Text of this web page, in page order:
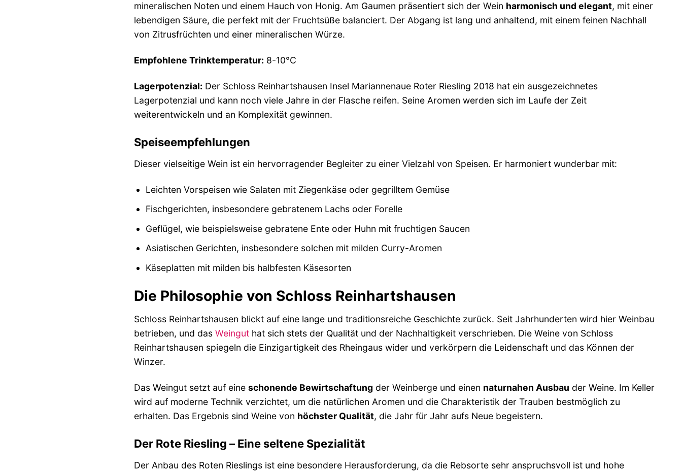
mineralischen Noten und einem Hauch von Honig. Am Gaumen präsentiert sich der Wein harmonisch und elegant, mit einer
lebendigen Säure, die perfekt mit der Fruchtsüße balanciert. Der Abgang ist lang und anhaltend, mit einem feinen Nachhall
von Zitrusfrüchten und einer mineralischen Würze.
Empfohlene Trinktemperatur: 8-10°C
Lagerpotenzial: Der Schloss Reinhartshausen Insel Mariannenaue Roter Riesling 2018 hat ein ausgezeichnetes
Lagerpotenzial und kann noch viele Jahre in der Flasche reifen. Seine Aromen werden sich im Laufe der Zeit
weiterentwickeln und an Komplexität gewinnen.
Speiseempfehlungen
Dieser vielseitige Wein ist ein hervorragender Begleiter zu einer Vielzahl von Speisen. Er harmoniert wunderbar mit:
Leichten Vorspeisen wie Salaten mit Ziegenkäse oder gegrilltem Gemüse
Fischgerichten, insbesondere gebratenem Lachs oder Forelle
Geflügel, wie beispielsweise gebratene Ente oder Huhn mit fruchtigen Saucen
Asiatischen Gerichten, insbesondere solchen mit milden Curry-Aromen
Käseplatten mit milden bis halbfesten Käsesorten
Die Philosophie von Schloss Reinhartshausen
Schloss Reinhartshausen blickt auf eine lange und traditionsreiche Geschichte zurück. Seit Jahrhunderten wird hier Weinbau
betrieben, und das Weinguthat sich stets der Qualität und der Nachhaltigkeit verschrieben. Die Weine von Schloss
Reinhartshausen spiegeln die Einzigartigkeit des Rheingaus wider und verkörpern die Leidenschaft und das Können der
Winzer.
Das Weingut setzt auf eine schonende Bewirtschaftung der Weinberge und einen naturnahen Ausbau der Weine. Im Keller
wird auf moderne Technik verzichtet, um die natürlichen Aromen und die Charakteristik der Trauben bestmöglich zu
erhalten. Das Ergebnis sind Weine von höchster Qualität, die Jahr für Jahr aufs Neue begeistern.
Der Rote Riesling – Eine seltene Spezialität
Der Anbau des Roten Rieslings ist eine besondere Herausforderung, da die Rebsorte sehr anspruchsvoll ist und hohe